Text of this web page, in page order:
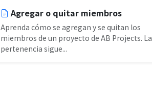
Agregar o quitar miembros
Aprenda cómo se agregan y se quitan los
miembros de un proyecto de AB Projects. La
pertenencia sigue...